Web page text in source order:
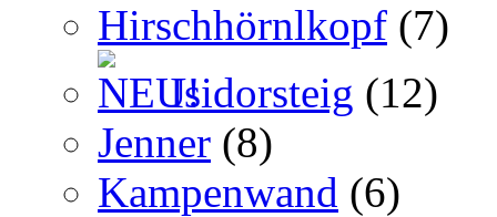
Hirschhörnlkopf (7)
Isidorsteig (12)
Jenner (8)
Kampenwand (6)